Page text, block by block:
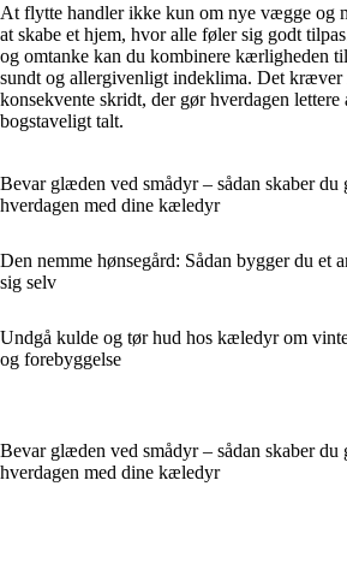
At flytte handler ikke kun om nye vægge og
at skabe et hjem, hvor alle føler sig godt
og omtanke kan du kombinere kærligheden
sundt og allergivenligt indeklima. Det kræver
konsekvente skridt, der gør hverdagen
bogstaveligt talt.
Bevar glæden ved smådyr – sådan skaber du
hverdagen med dine kæledyr
Den nemme hønsegård: Sådan bygger du et
sig selv
Undgå kulde og tør hud hos kæledyr om
og forebyggelse
Bevar glæden ved smådyr – sådan skaber du
hverdagen med dine kæledyr